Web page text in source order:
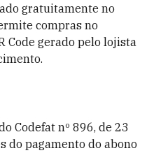
gratuitamente no
compras no
Code gerado pelo lojista
Codefat nº 896, de 23
do pagamento do abono